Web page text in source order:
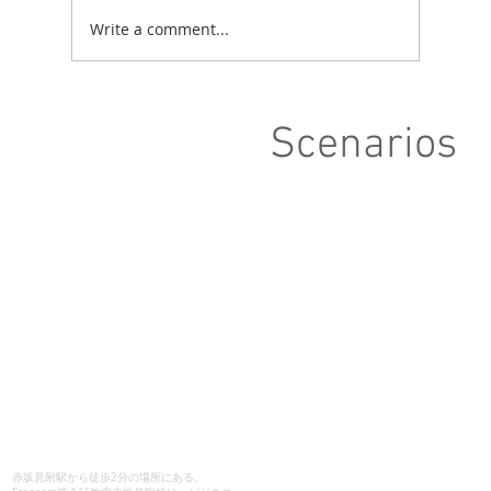
Write a comment...
Scenarios
赤坂見附駅から徒歩2分の場所にある、